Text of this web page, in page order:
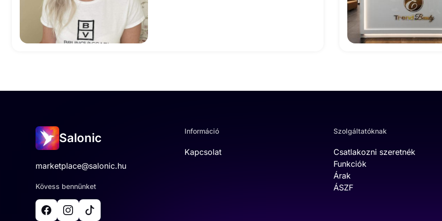
Salonic
marketplace@salonic.hu
Kövess bennünket
Információ
Kapcsolat
Szolgáltatóknak
Csatlakozni szeretnék
Funkciók
Árak
ÁSZF